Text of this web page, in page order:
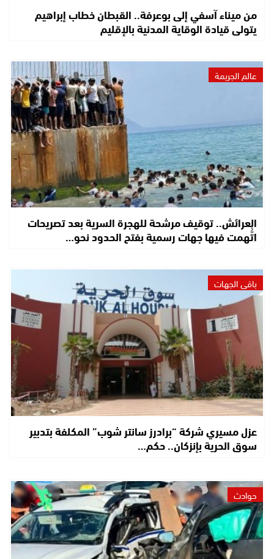
من ميناء آسفي إلى بوعرفة.. القبطان خطاب إبراهيم
يتولى قيادة الوقاية المدنية بالإقليم
عالم الجريمة
العرائش.. توقيف مرشحة للهجرة السرية بعد تصريحات
اتُّهمت فيها جهات رسمية بفتح الحدود نحو…
باقي الجهات
عزل مسيري شركة “برادرز سانتر شوب” المكلفة بتدبير
سوق الحرية بإنزكان.. حكم…
حوادث